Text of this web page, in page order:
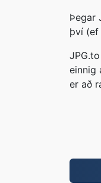
Þegar
því (ef
einnig
er að